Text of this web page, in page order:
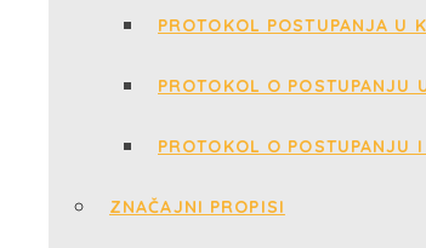
PROTOKOL POSTUPANJA U
PROTOKOL O POSTUPANJU
PROTOKOL O POSTUPANJU
ZNAČAJNI PROPISI